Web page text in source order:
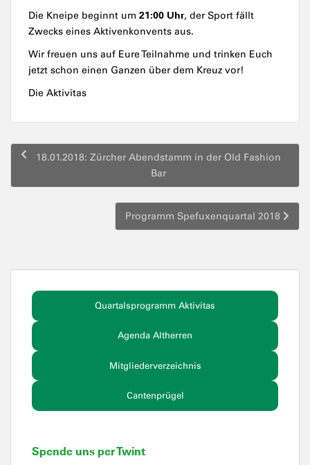
Die Kneipe beginnt um 21:00 Uhr, der Sport fällt
Zwecks eines Aktivenkonvents aus.
Wir freuen uns auf Eure Teilnahme und trinken Euch
jetzt schon einen Ganzen über dem Kreuz vor!
Die Aktivitas
Beitragsnavigation
18.01.2018: Zürcher Abendstamm in der Old Fashion
Bar
Programm Spefuxenquartal 2018
Quartalsprogramm Aktivitas
Agenda Altherren
Mitgliederverzeichnis
Cantenprügel
Spende uns per Twint